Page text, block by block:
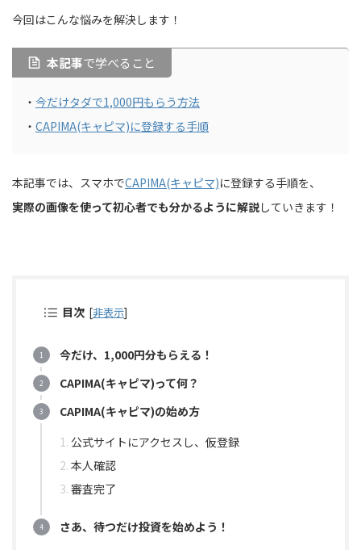
今回はこんな悩みを解決します！
本記事で学べること
・ 今だけタダで1,000円もらう方法
・ CAPIMA(キャピマ)に登録する手順
本記事では、スマホでCAPIMA(キャピマ)に登録する手順を、
実際の画像を使って初心者でも分かるように解説していきます！
目次 [非表示]
今だけ、1,000円分もらえる！
CAPIMA(キャピマ)って何？
CAPIMA(キャピマ)の始め方
公式サイトにアクセスし、仮登録
本人確認
審査完了
さあ、待つだけ投資を始めよう！